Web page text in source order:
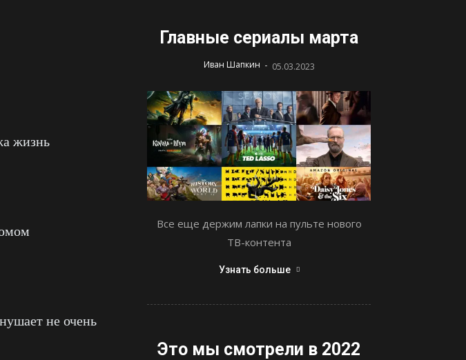
жизнь
не очень
Главные сериалы марта
Иван Шапкин - 05.03.2023
Все еще держим лапки на пульте нового
ТВ-контента
Узнать больше
Это мы смотрели в 2022